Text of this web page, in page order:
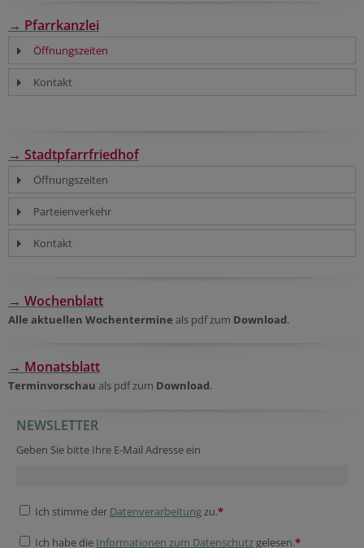
→ Pfarrkanzlei
Öffnungszeiten
Kontakt
→ Stadtpfarrfriedhof
Öffnungszeiten
Parteienverkehr
Kontakt
→ Wochenblatt
Alle aktuellen Wochentermine als pdf zum Download.
→ Monatsblatt
Terminvorschau als pdf zum Download.
Company website
Session ID
Session ID
NEWSLETTER
Geben Sie bitte Ihre E-Mail Adresse ein
Ich stimme der Datenverarbeitungzu.*
Ich habe die Informationen zum Datenschutz gelesen.*